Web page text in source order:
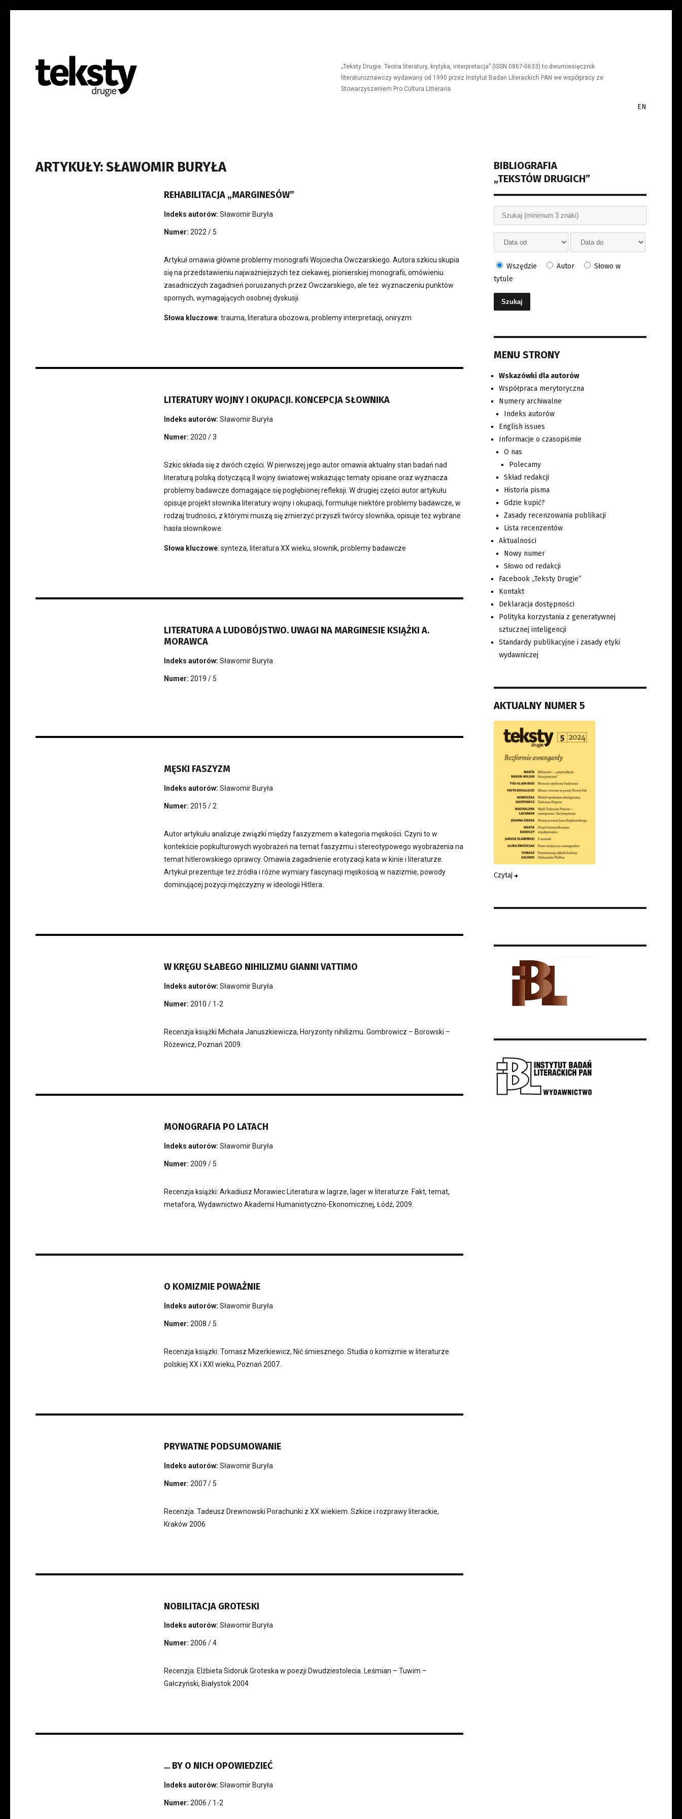
„Teksty Drugie. Teoria literatury, krytyka, interpretacja” (ISSN 0867-0633) to dwumiesięcznik
literaturoznawczy wydawany od 1990 przez Instytut Badań Literackich PAN we współpracy ze
Stowarzyszeniem Pro Cultura Litteraria.
EN
ARTYKUŁY: SŁAWOMIR BURYŁA
REHABILITACJA „MARGINESÓW”
Indeks autorów: Sławomir Buryła
Numer: 2022 / 5
Artykuł omawia główne problemy monografii Wojciecha Owczarskiego. Autora szkicu skupia
się na przedstawieniu najważniejszych tez ciekawej, pionierskiej monografii, omówieniu
zasadniczych zagadnień poruszanych przez Owczarskiego, ale też wyznaczeniu punktów
spornych, wymagających osobnej dyskusji.
Słowa kluczowe: trauma, literatura obozowa, problemy interpretacji, oniryzm
LITERATURY WOJNY I OKUPACJI. KONCEPCJA SŁOWNIKA
Indeks autorów: Sławomir Buryła
Numer: 2020 / 3
Szkic składa się z dwóch części. W pierwszej jego autor omawia aktualny stan badań nad
literaturą polską dotyczącą II wojny światowej wskazując tematy opisane oraz wyznacza
problemy badawcze domagające się pogłębionej refleksji. W drugiej części autor artykułu
opisuje projekt słownika literatury wojny i okupacji, formułuje niektóre problemy badawcze, w
rodzaj trudności, z którymi muszą się zmierzyć przyszli twórcy słownika, opisuje też wybrane
hasła słownikowe.
Słowa kluczowe: synteza, literatura XX wieku, słownik, problemy badawcze
LITERATURA A LUDOBÓJSTWO. UWAGI NA MARGINESIE KSIĄŻKI A.
MORAWCA
Indeks autorów: Sławomir Buryła
Numer: 2019 / 5
MĘSKI FASZYZM
Indeks autorów: Sławomir Buryła
Numer: 2015 / 2
Autor artykułu analizuje związki między faszyzmem a kategoria męskości. Czyni to w
kontekście popkulturowych wyobrażeń na temat faszyzmu i stereotypowego wyobrażenia na
temat hitlerowskiego oprawcy. Omawia zagadnienie erotyzacji kata w kinie i literaturze.
Artykuł prezentuje też źródła i różne wymiary fascynacji męskością w nazizmie, powody
dominującej pozycji mężczyzny w ideologii Hitlera.
W KRĘGU SŁABEGO NIHILIZMU GIANNI VATTIMO
Indeks autorów: Sławomir Buryła
Numer: 2010 / 1-2
Recenzja książki Michała Januszkiewicza, Horyzonty nihilizmu. Gombrowicz – Borowski –
Różewicz, Poznań 2009.
MONOGRAFIA PO LATACH
Indeks autorów: Sławomir Buryła
Numer: 2009 / 5
Recenzja książki: Arkadiusz Morawiec Literatura w lagrze, lager w literaturze. Fakt, temat,
metafora, Wydawnictwo Akademii Humanistyczno-Ekonomicznej, Łódź, 2009.
O KOMIZMIE POWAŻNIE
Indeks autorów: Sławomir Buryła
Numer: 2008 / 5
Recenzja ksiązki: Tomasz Mizerkiewicz, Nić śmiesznego. Studia o komizmie w literaturze
polskiej XX i XXI wieku, Poznań 2007.
PRYWATNE PODSUMOWANIE
Indeks autorów: Sławomir Buryła
Numer: 2007 / 5
Recenzja. Tadeusz Drewnowski Porachunki z XX wiekiem. Szkice i rozprawy literackie,
Kraków 2006
NOBILITACJA GROTESKI
Indeks autorów: Sławomir Buryła
Numer: 2006 / 4
Recenzja. Elżbieta Sidoruk Groteska w poezji Dwudziestolecia. Leśmian – Tuwim –
Gałczyński, Białystok 2004
... BY O NICH OPOWIEDZIEĆ
Indeks autorów: Sławomir Buryła
Numer: 2006 / 1-2
BIBLIOGRAFIA
„TEKSTÓW DRUGICH”
Wszędzie Autor
Słowo w
tytule
MENU STRONY
Wskazówki dla autorów
Współpraca merytoryczna
Numery archiwalne
Indeks autorów
English issues
Informacje o czasopiśmie
O nas
Polecamy
Skład redakcji
Historia pisma
Gdzie kupić?
Zasady recenzowania publikacji
Lista recenzentów
Aktualności
Nowy numer
Słowo od redakcji
Facebook „Teksty Drugie”
Kontakt
Deklaracja dostępności
Polityka korzystania z generatywnej
sztucznej inteligencji
Standardy publikacyjne i zasady etyki
wydawniczej
AKTUALNY NUMER 5
Czytaj